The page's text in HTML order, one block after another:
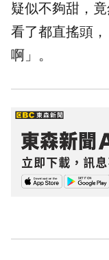
疑似不夠甜，
看了都直搖頭
啊」。